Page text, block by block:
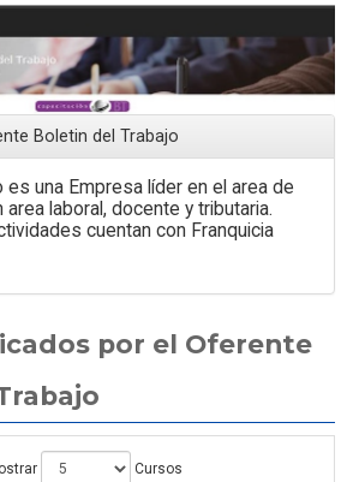
Boletin del Trabajo
es una Empresa líder en el area de
laboral, docente y tributaria.
cuentan con Franquicia
por el Oferente
Cursos